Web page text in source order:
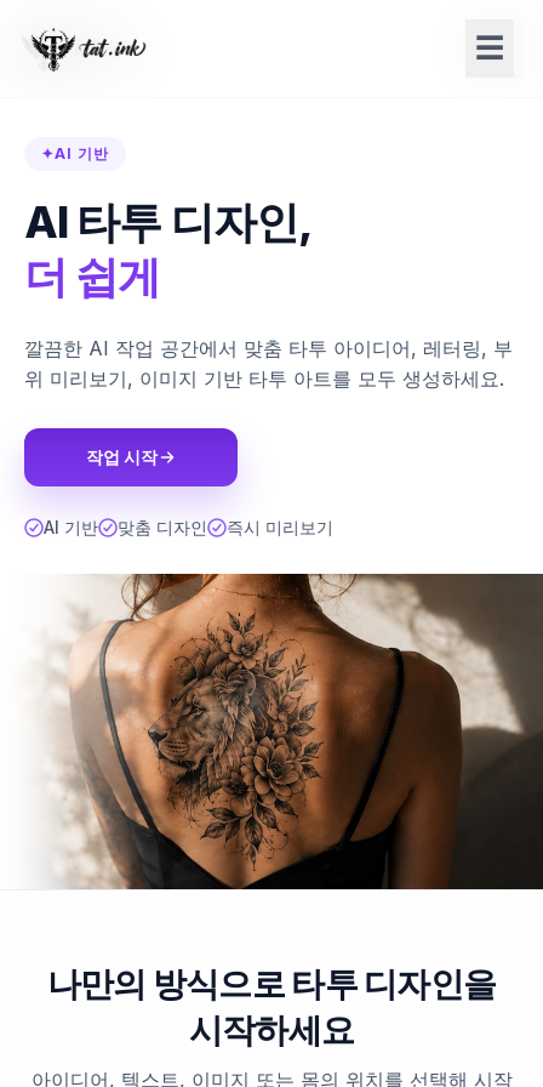
☰
☰
✦AI 기반
AI 타투 디자인,
더 쉽게
깔끔한 AI 작업 공간에서 맞춤 타투 아이디어, 레터링, 부
위 미리보기, 이미지 기반 타투 아트를 모두 생성하세요.
작업 시작
AI 기반 맞춤 디자인 즉시 미리보기
나만의 방식으로 타투 디자인을
아이디어, 텍스트, 이미지 또는 몸의 위치를 선택해 시작